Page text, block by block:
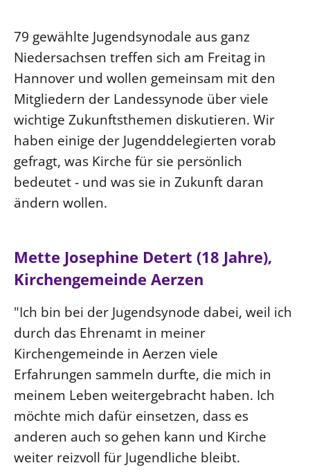
79 gewählte Jugendsynodale aus ganz
Niedersachsen treffen sich am Freitag in
Hannover und wollen gemeinsam mit den
Mitgliedern der Landessynode über viele
wichtige Zukunftsthemen diskutieren. Wir
haben einige der Jugenddelegierten vorab
gefragt, was Kirche für sie persönlich
bedeutet - und was sie in Zukunft daran
ändern wollen.
Mette Josephine Detert (18 Jahre),
Kirchengemeinde Aerzen
"Ich bin bei der Jugendsynode dabei, weil ich
durch das Ehrenamt in meiner
Kirchengemeinde in Aerzen viele
Erfahrungen sammeln durfte, die mich in
meinem Leben weitergebracht haben. Ich
möchte mich dafür einsetzen, dass es
anderen auch so gehen kann und Kirche
weiter reizvoll für Jugendliche bleibt.
Personalausschuss
LANDESKIRCHENAMT
Willkommen
Kollegium
Abteilungen des Landeskirchenamts
Rechnungsprüfungsamt
Fachstelle Sexualisierte Gewalt
Beschwerdestellen
Gleichstellung
Datenschutz
LANDESSYNODE
27. Landessynode
Kontakt
Hintergrund
MITARBEIT
Ehrenamt
Lutherische Kirche
Glaubensbekenntnis
Positionen
Ökumene
Religionen
KLIMASCHUTZ
Nachhaltigkeit
Erneuerbare Energien
Mobilität
Naturschutz
Gebäude
Datenschutz
Kontakt
Barrierefreiheit
Presse
Freie Stellen
Service für Gemeinden
Suche